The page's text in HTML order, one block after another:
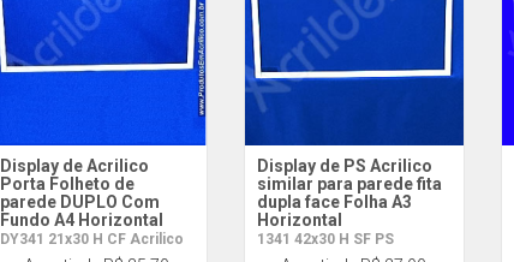
Display de Acrilico
Porta Folheto de
parede DUPLO Com
Fundo A4 Horizontal
DY341 21x30 H CF Acrilico
Display de PS Acrilico
similar para parede fita
dupla face Folha A3
Horizontal
1341 42x30 H SF PS